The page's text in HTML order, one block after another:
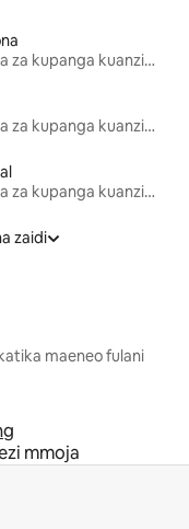
Nyumba za kupanga kuanzia mwezi mmoja
Nyumba za kupanga kuanzia mwezi mmoja
Nyumba za kupanga kuanzia mwezi mmoja
zaidi
maeneo fulani
mmoja